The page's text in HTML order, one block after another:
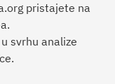
pristajete na
svrhu analize